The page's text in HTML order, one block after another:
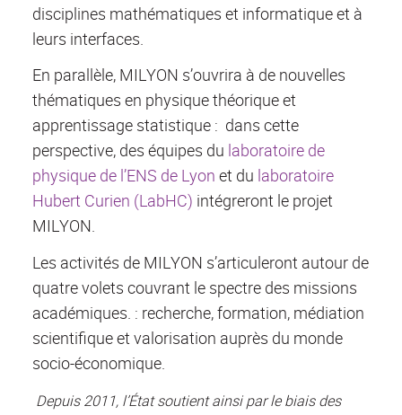
disciplines mathématiques et informatique et à
leurs interfaces.
En parallèle, MILYON s’ouvrira à de nouvelles
thématiques en physique théorique et
apprentissage statistique : dans cette
perspective, des équipes du laboratoire de
physique de l’ENS de Lyon et du laboratoire
Hubert Curien (LabHC) intégreront le projet
MILYON.
Les activités de MILYON s’articuleront autour de
quatre volets couvrant le spectre des missions
académiques. : recherche, formation, médiation
scientifique et valorisation auprès du monde
socio-économique.
Depuis 2011, l’État soutient ainsi par le biais des